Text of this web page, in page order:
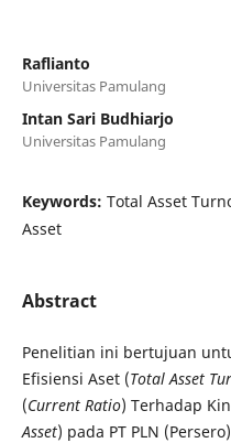
Raflianto
Universitas Pamulang
Intan Sari Budhiarjo
Universitas Pamulang
Keywords: Total Asset
Asset
Abstract
Penelitian ini bertujuan
Efisiensi Aset (Total Asset
(Current Ratio) Terhadap
Asset) pada PT PLN